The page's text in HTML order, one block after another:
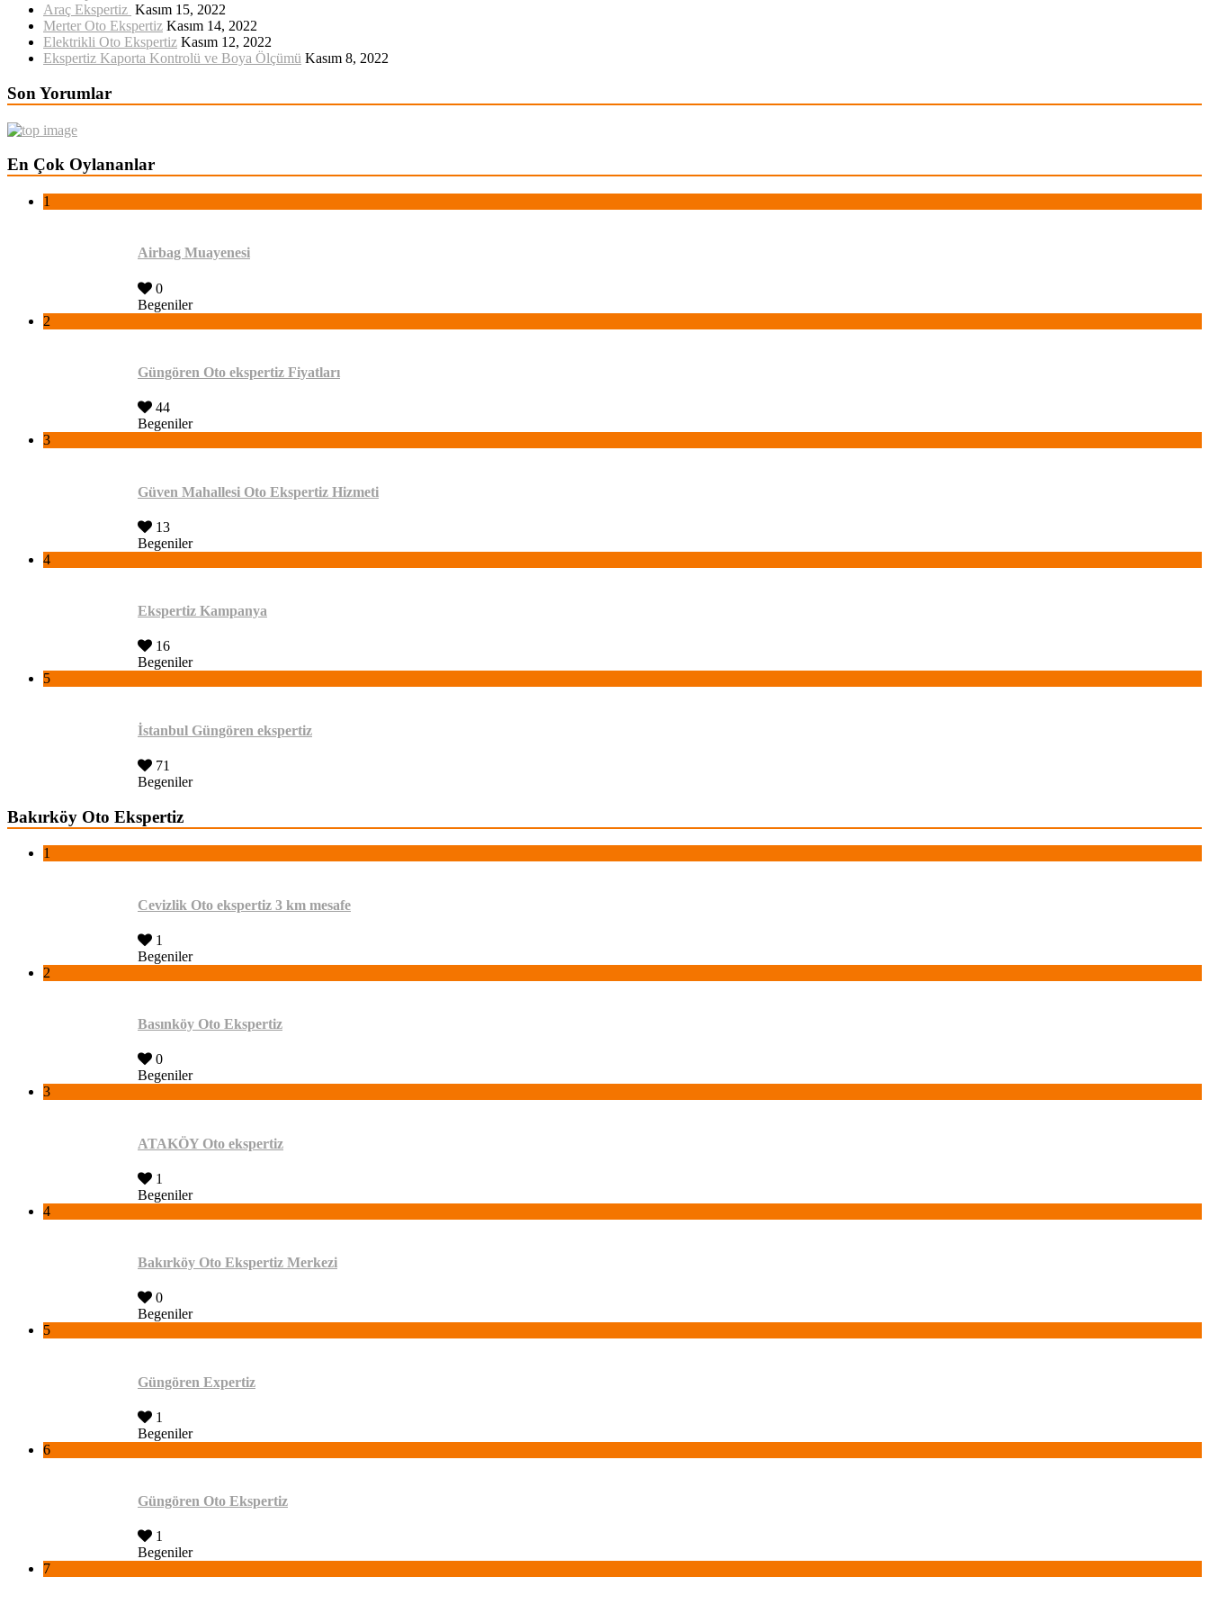
Araç Ekspertiz Kasım 15, 2022
Merter Oto Ekspertiz Kasım 14, 2022
Elektrikli Oto Ekspertiz Kasım 12, 2022
Ekspertiz Kaporta Kontrolü ve Boya Ölçümü Kasım 8, 2022
Son Yorumlar
En Çok Oylananlar
1
Airbag Muayenesi
0
Begeniler
2
Güngören Oto ekspertiz Fiyatları
44
Begeniler
3
Güven Mahallesi Oto Ekspertiz Hizmeti
13
Begeniler
4
Ekspertiz Kampanya
16
Begeniler
5
İstanbul Güngören ekspertiz
71
Begeniler
Bakırköy Oto Ekspertiz
1
Cevizlik Oto ekspertiz 3 km mesafe
1
Begeniler
2
Basınköy Oto Ekspertiz
0
Begeniler
3
ATAKÖY Oto ekspertiz
1
Begeniler
4
Bakırköy Oto Ekspertiz Merkezi
0
Begeniler
5
Güngören Expertiz
1
Begeniler
6
Güngören Oto Ekspertiz
1
Begeniler
7